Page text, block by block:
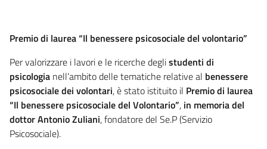
Premio di laurea “Il benessere psicosociale del volontario”
Per valorizzare i lavori e le ricerche deglistudenti di
psicologia nell’ambito delle tematiche relative al benessere
psicosociale dei volontari, è stato istituito il Premio di laurea
“Il benessere psicosociale del Volontario”, in memoria del
dottor Antonio Zuliani, fondatore del Se.P (Servizio
Psicosociale).